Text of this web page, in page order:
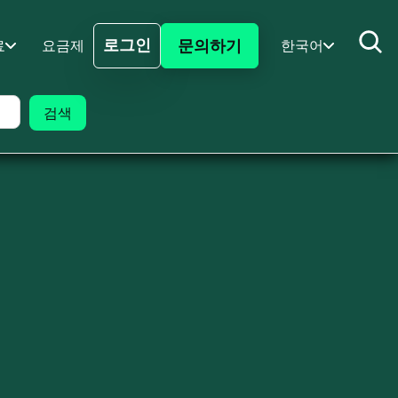
요금제
로그인
로그인
문의하기 한국어